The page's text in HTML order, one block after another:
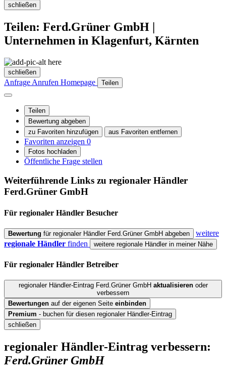
schließen
Teilen: Ferd.Grüner GmbH |
Unternehmen in Klagenfurt, Kärnten
schließen
Anfrage Anrufen Homepage Teilen
Teilen
Bewertung abgeben
zu Favoriten hinzufügen
aus Favoriten entfernen
Favoriten anzeigen 0
Fotos hochladen
Öffentliche Frage stellen
Weiterführende Links zu regionaler Händler
Ferd.Grüner GmbH
Für regionaler Händler Besucher
Bewertung für regionaler Händler Ferd.Grüner GmbH abgeben
weitere
regionale Händler finden weitere regionale Händler in meiner Nähe
Für regionaler Händler Betreiber
regionaler Händler-Eintrag Ferd.Grüner GmbH aktualisierenoder
verbessern
Bewertungen auf der eigenen Seite einbinden
Premium - buchen für diesen regionaler Händler-Eintrag
schließen
regionaler Händler-Eintrag verbessern:
Ferd.Grüner GmbH